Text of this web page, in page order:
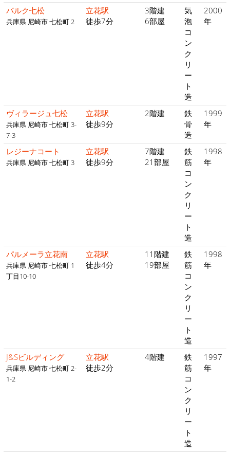
パルク七松
兵庫県 尼崎市 七松町 2
立花駅
徒歩7分
3階建
6部屋
気
泡
コ
ン
ク
リ
ー
ト
造
2000
年
ヴィラージュ七松
兵庫県 尼崎市 七松町 3-
7-3
立花駅
徒歩9分
2階建
鉄
骨
造
1999
年
レジーナコート
兵庫県 尼崎市 七松町 3
立花駅
徒歩9分
7階建
21部屋
鉄
筋
コ
ン
ク
リ
ー
ト
造
1998
年
パルメーラ立花南
兵庫県 尼崎市 七松町 1
丁目10-10
立花駅
徒歩4分
11階建
19部屋
鉄
筋
コ
ン
ク
リ
ー
ト
造
1998
年
J&Sビルディング
兵庫県 尼崎市 七松町 2-
1-2
立花駅
徒歩2分
4階建
鉄
筋
コ
ン
ク
リ
ー
ト
造
1997
年